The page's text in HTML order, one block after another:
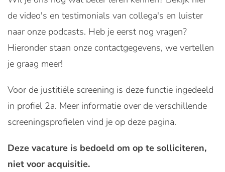
de video's en testimonials van collega's en luister
naar onze podcasts. Heb je eerst nog vragen?
Hieronder staan onze contactgegevens, we vertellen
je graag meer!
Voor de justitiële screening is deze functie ingedeeld
in profiel 2a. Meer informatie over de verschillende
screeningsprofielen vind je op deze pagina.
Deze vacature is bedoeld om op te solliciteren,
niet voor acquisitie.